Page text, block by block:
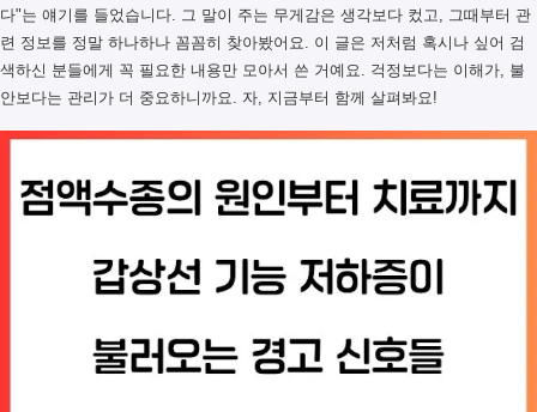
다"는 얘기를 들었습니다. 그 말이 주는 무게감은 생각보다 컸고, 그때부터 관
련 정보를 정말 하나하나 꼼꼼히 찾아봤어요. 이 글은 저처럼 혹시나 싶어 검
색하신 분들에게 꼭 필요한 내용만 모아서 쓴 거예요. 걱정보다는 이해가, 불
안보다는 관리가 더 중요하니까요. 자, 지금부터 함께 살펴봐요!